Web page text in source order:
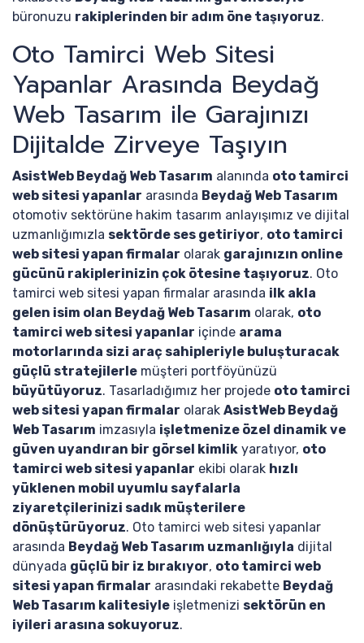
büronuzu rakiplerinden bir adım öne taşıyoruz.
Oto Tamirci Web Sitesi
Yapanlar Arasında Beydağ
Web Tasarım ile Garajınızı
Dijitalde Zirveye Taşıyın
AsistWeb Beydağ Web Tasarım alanında oto tamirci
web sitesi yapanlar arasında Beydağ Web Tasarım
otomotiv sektörüne hakim tasarım anlayışımız ve dijital
uzmanlığımızla sektörde ses getiriyor, oto tamirci
web sitesi yapan firmalar olarak garajınızın online
gücünü rakiplerinizin çok ötesine taşıyoruz. Oto
tamirci web sitesi yapan firmalar arasında ilk akla
gelen isim olan Beydağ Web Tasarım olarak, oto
tamirci web sitesi yapanlar içinde arama
motorlarında sizi araç sahipleriyle buluşturacak
güçlü stratejilerle müşteri portföyünüzü
büyütüyoruz. Tasarladığımız her projede oto tamirci
web sitesi yapan firmalar olarak AsistWeb Beydağ
Web Tasarım imzasıyla işletmenize özel dinamik ve
güven uyandıran bir görsel kimlik yaratıyor, oto
tamirci web sitesi yapanlar ekibi olarak hızlı
yüklenen mobil uyumlu sayfalarla
ziyaretçilerinizi sadık müşterilere
dönüştürüyoruz. Oto tamirci web sitesi yapanlar
arasında Beydağ Web Tasarım uzmanlığıyla dijital
dünyada güçlü bir iz bırakıyor, oto tamirci web
sitesi yapan firmalar arasındaki rekabette Beydağ
Web Tasarım kalitesiyle işletmenizi sektörün en
iyileri arasına sokuyoruz.